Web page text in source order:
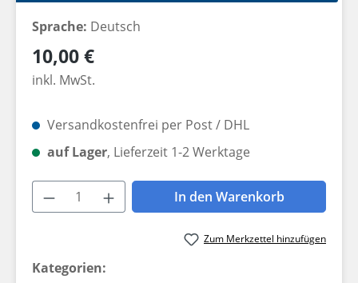
Sprache: Deutsch
Regulärer Preis:
10,00 €
inkl. MwSt.
Versandkostenfrei per Post / DHL
auf Lager, Lieferzeit 1-2 Werktage
Produkt Anzahl: Gib den
In den Warenkorb
Zum Merkzettel hinzufügen
Kategorien: